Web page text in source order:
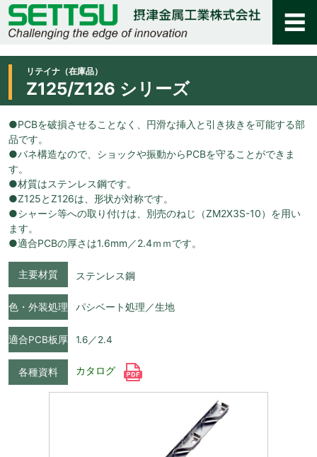
リテイナ（在庫品）
Z125/Z126 シリーズ
●PCBを破損させることなく、円滑な挿入と引き抜きを可能する部
品です。
●バネ構造なので、ショックや振動からPCBを守ることができま
す。
●材質はステンレス鋼です。
●Z125とZ126は、形状が対称です。
●シャーシ等への取り付けは、別売のねじ（ZM2X3S-10）を用い
ます。
●適合PCBの厚さは1.6mm／2.4ｍｍです。
主要材質 ステンレス鋼
色・外装処理 パシベート処理／生地
適合PCB板厚 1.6／2.4
各種資料 カタログ